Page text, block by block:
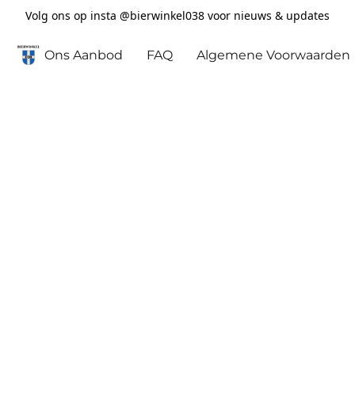
Volg ons op insta @bierwinkel038 voor nieuws & updates
Ons Aanbod FAQ Algemene Voorwaarden